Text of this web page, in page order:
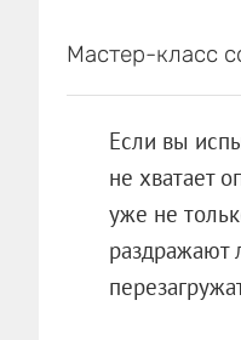
Мастер-класс
Если вы
не хватает
уже не
раздражают